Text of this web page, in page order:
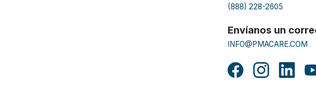
(888) 228-2605
Envíanos un
INFO@PMACARE.COM